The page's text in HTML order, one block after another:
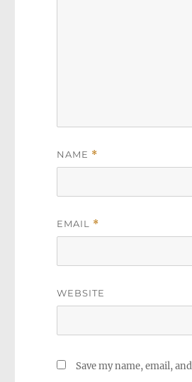
NAME *
EMAIL *
WEBSITE
Save my name, email,